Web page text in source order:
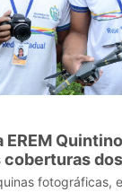
EREM
coberturas
fotográficas,